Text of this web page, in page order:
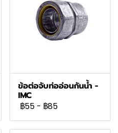
ข้อต่อจับท่ออ่อนกันน้ำ -
IMC
฿55 - ฿85